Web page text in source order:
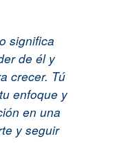
significa
de él y
crecer. Tú
enfoque y
en una
y seguir